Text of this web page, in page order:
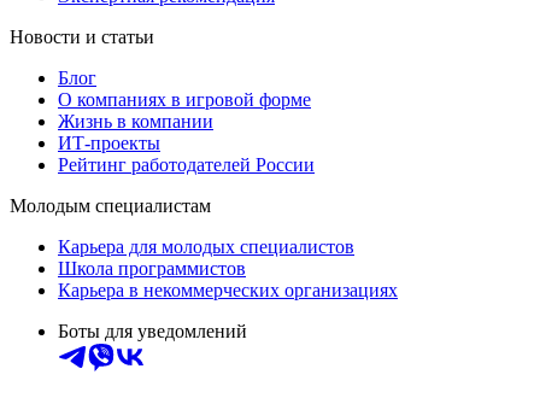
Новости и статьи
Блог
О компаниях в игровой форме
Жизнь в компании
ИТ-проекты
Рейтинг работодателей России
Молодым специалистам
Карьера для молодых специалистов
Школа программистов
Карьера в некоммерческих организациях
Боты для уведомлений